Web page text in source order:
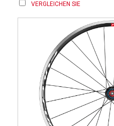
VERGLEICHEN SIE